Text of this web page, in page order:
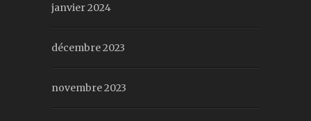
janvier 2024
décembre 2023
novembre 2023